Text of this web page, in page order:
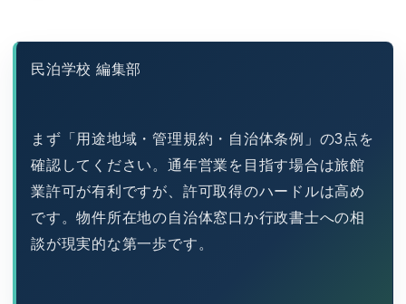
民泊学校 編集部
まず「用途地域・管理規約・自治体条例」の3点を
確認してください。通年営業を目指す場合は旅館
業許可が有利ですが、許可取得のハードルは高め
です。物件所在地の自治体窓口か行政書士への相
談が現実的な第一歩です。